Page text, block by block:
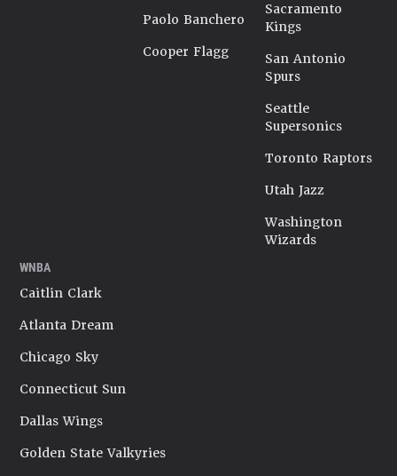
Paolo Banchero
Cooper Flagg
Sacramento
Kings
San Antonio
Spurs
Seattle
Supersonics
Toronto Raptors
Utah Jazz
Washington
Wizards
WNBA
Caitlin Clark
Atlanta Dream
Chicago Sky
Connecticut Sun
Dallas Wings
Golden State Valkyries